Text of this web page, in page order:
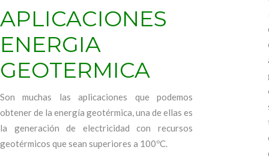
APLICACIONES
ENERGIA
GEOTERMICA
Son muchas las aplicaciones que podemos
obtener de la energía geotérmica, una de ellas es
la generación de electricidad con recursos
geotérmicos que sean superiores a 100ºC.